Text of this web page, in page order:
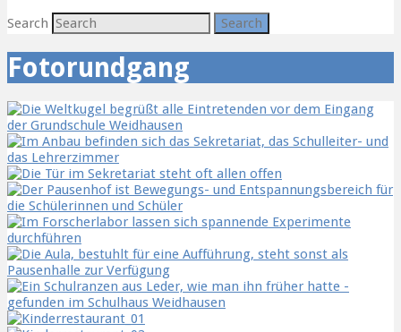
Search
Fotorundgang